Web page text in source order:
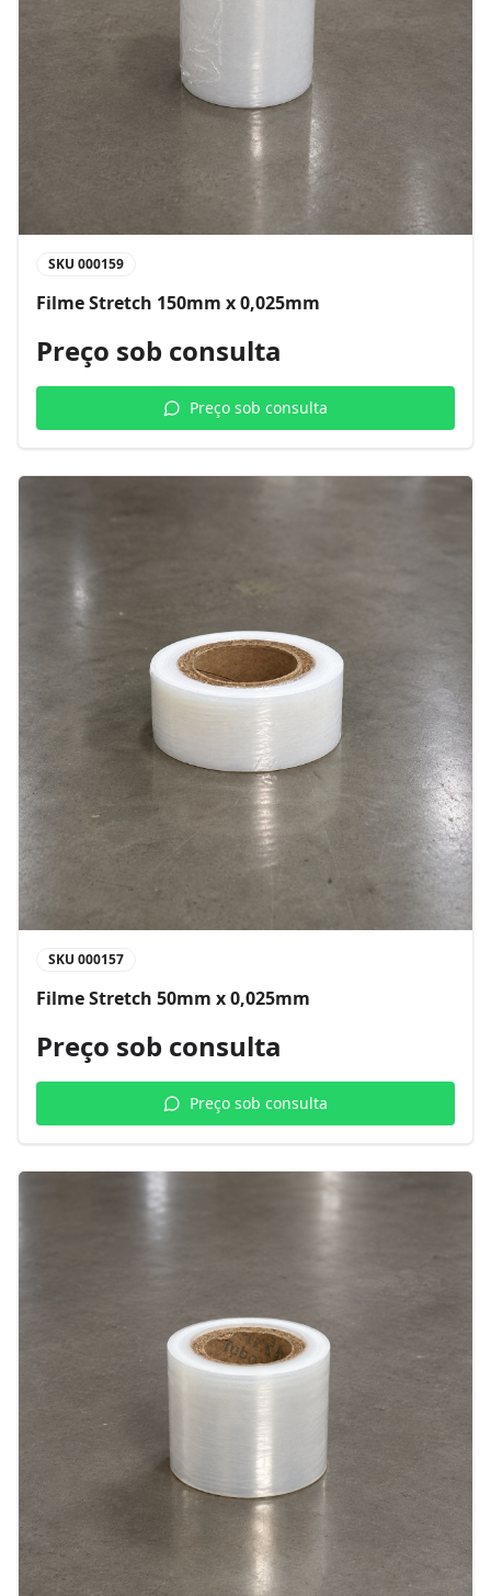
SKU 000159
Filme Stretch 150mm x 0,025mm
Preço sob consulta
Preço sob consulta
SKU 000157
Filme Stretch 50mm x 0,025mm
Preço sob consulta
Preço sob consulta